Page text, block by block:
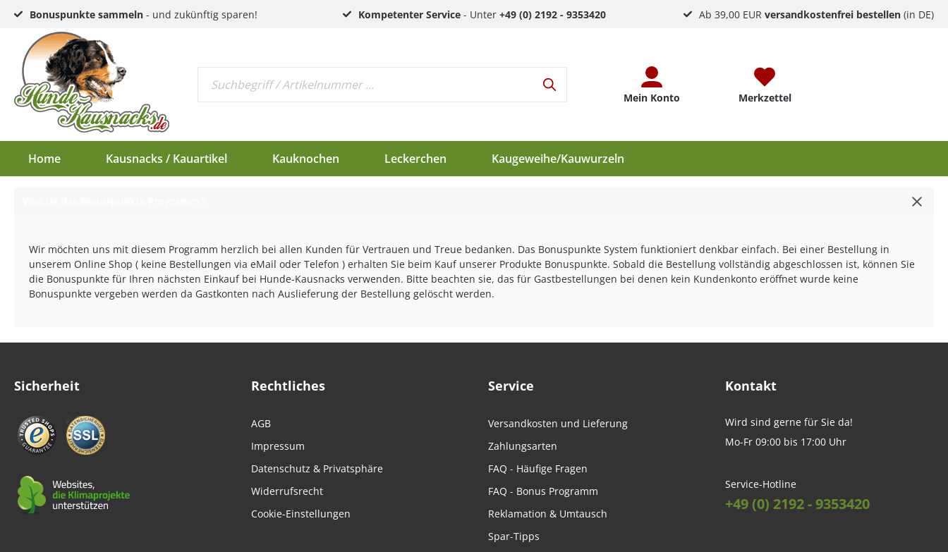
Bonuspunkte sammeln - und zukünftig sparen! Kompetenter Service- Unter +49 (0) 2192 - 9353420 Ab 39,00 EURversandkostenfrei bestellen (in DE)
Mein Konto Merkzettel
Home Kausnacks / Kauartikel Kauknochen Leckerchen Kaugeweihe/Kauwurzeln
Sehnen
Ziemer
Maul & Lefzen
Hirschgeweih-Rosetten
Wir möchten uns mit diesem Programm herzlich bei allen Kunden für Vertrauen und Treue bedanken. Das Bonuspunkte System funktioniert denkbar einfach. Bei einer Bestellung in
unserem Online Shop ( keine Bestellungen via eMail oder Telefon ) erhalten Sie beim Kauf unserer Produkte Bonuspunkte. Sobald die Bestellung vollständig abgeschlossen ist, können Sie
die Bonuspunkte für Ihren nächsten Einkauf bei Hunde-Kausnacks verwenden. Bitte beachten sie, das für Gastbestellungen bei denen kein Kundenkonto eröffnet wurde keine
Bonuspunkte vergeben werden da Gastkonten nach Auslieferung der Bestellung gelöscht werden.
Sicherheit Rechtliches
AGB
Impressum
Datenschutz & Privatsphäre
Widerrufsrecht
Cookie-Einstellungen
Service
Versandkosten und Lieferung
Zahlungsarten
FAQ - Häufige Fragen
FAQ - Bonus Programm
Reklamation & Umtausch
Spar-Tipps
Kontakt
Wird sind gerne für Sie da!
Mo-Fr 09:00 bis 17:00 Uhr
Service-Hotline
+49 (0) 2192 - 9353420